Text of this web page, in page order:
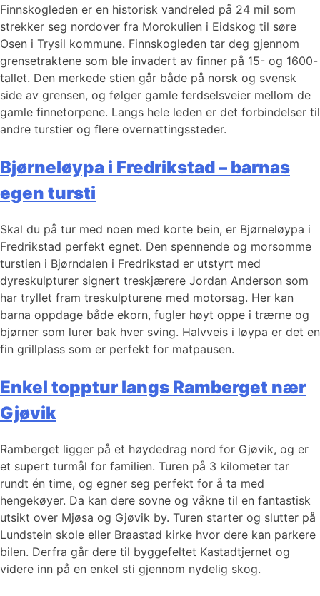
Finnskogleden er en historisk vandreled på 24 mil som
strekker seg nordover fra Morokulien i Eidskog til søre
Osen i Trysil kommune. Finnskogleden tar deg gjennom
grensetraktene som ble invadert av finner på 15- og 1600-
tallet. Den merkede stien går både på norsk og svensk
side av grensen, og følger gamle ferdselsveier mellom de
gamle finnetorpene. Langs hele leden er det forbindelser til
andre turstier og flere overnattingssteder.
Bjørneløypa i Fredrikstad – barnas
egen tursti
Skal du på tur med noen med korte bein, er Bjørneløypa i
Fredrikstad perfekt egnet. Den spennende og morsomme
turstien i Bjørndalen i Fredrikstad er utstyrt med
dyreskulpturer signert treskjærere Jordan Anderson som
har tryllet fram treskulpturene med motorsag. Her kan
barna oppdage både ekorn, fugler høyt oppe i trærne og
bjørner som lurer bak hver sving. Halvveis i løypa er det en
fin grillplass som er perfekt for matpausen.
Enkel topptur langs Ramberget nær
Gjøvik
Ramberget ligger på et høydedrag nord for Gjøvik, og er
et supert turmål for familien. Turen på 3 kilometer tar
rundt én time, og egner seg perfekt for å ta med
hengekøyer. Da kan dere sovne og våkne til en fantastisk
utsikt over Mjøsa og Gjøvik by. Turen starter og slutter på
Lundstein skole eller Braastad kirke hvor dere kan parkere
bilen. Derfra går dere til byggefeltet Kastadtjernet og
videre inn på en enkel sti gjennom nydelig skog.